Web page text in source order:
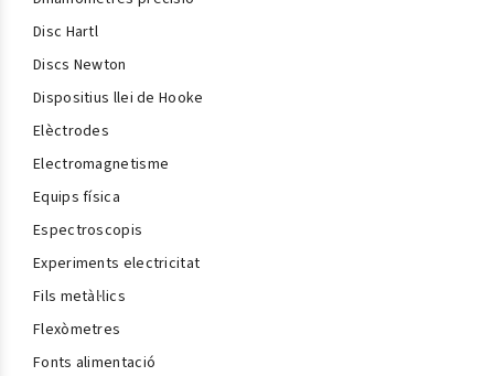
Disc Hartl
Discs Newton
Dispositius llei de Hooke
Elèctrodes
Electromagnetisme
Equips física
Espectroscopis
Experiments electricitat
Fils metàl·lics
Flexòmetres
Fonts alimentació